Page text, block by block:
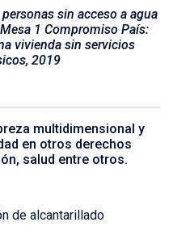
sin acceso a agua
1 Compromiso País:
vivienda sin servicios
2019
multidimensional y
en otros derechos
salud entre otros.
de alcantarillado